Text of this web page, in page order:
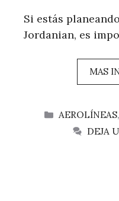
Si estás
Jordanian, es
MAS
CATEGORÍAS
AEROLÍNEAS,
DEJA